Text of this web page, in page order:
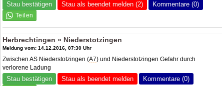
Stau bestätigen Stau als beendet melden (2) Kommentare (0)
Herbrechtingen » Niederstotzingen
Meldung vom: 14.12.2016, 07:30 Uhr
Zwischen AS Niederstotzingen (A7) und Niederstotzingen Gefahr durch
verlorene Ladung
Stau bestätigen Stau als beendet melden Kommentare (0)